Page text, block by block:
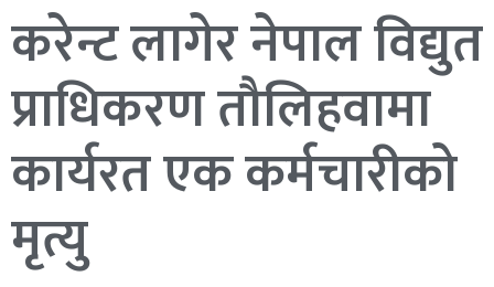
करेन्ट लागेर नेपाल विद्युत
प्राधिकरण तौलिहवामा
कार्यरत एक कर्मचारीको
मृत्यु